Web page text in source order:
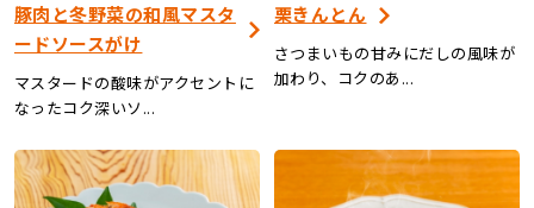
豚肉と冬野菜の和風マスタ
ードソースがけ
マスタードの酸味がアクセントに
なったコク深いソ...
栗きんとん
さつまいもの甘みにだしの風味が
加わり、コクのあ...